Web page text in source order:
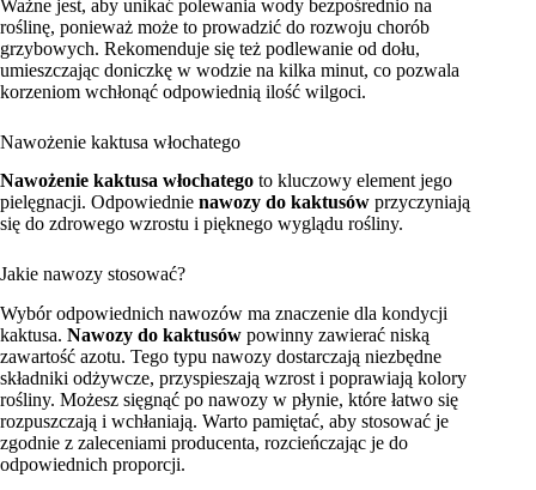
Ważne jest, aby unikać polewania wody bezpośrednio na
roślinę, ponieważ może to prowadzić do rozwoju chorób
grzybowych. Rekomenduje się też podlewanie od dołu,
umieszczając doniczkę w wodzie na kilka minut, co pozwala
korzeniom wchłonąć odpowiednią ilość wilgoci.
Nawożenie kaktusa włochatego
Nawożenie kaktusa włochatego to kluczowy element jego
pielęgnacji. Odpowiednie nawozy do kaktusów przyczyniają
się do zdrowego wzrostu i pięknego wyglądu rośliny.
Jakie nawozy stosować?
Wybór odpowiednich nawozów ma znaczenie dla kondycji
kaktusa. Nawozy do kaktusów powinny zawierać niską
zawartość azotu. Tego typu nawozy dostarczają niezbędne
składniki odżywcze, przyspieszają wzrost i poprawiają kolory
rośliny. Możesz sięgnąć po nawozy w płynie, które łatwo się
rozpuszczają i wchłaniają. Warto pamiętać, aby stosować je
zgodnie z zaleceniami producenta, rozcieńczając je do
odpowiednich proporcji.